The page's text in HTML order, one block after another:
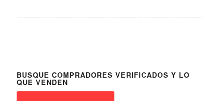
BUSQUE COMPRADORES VERIFICADOS Y LO
QUE VENDEN